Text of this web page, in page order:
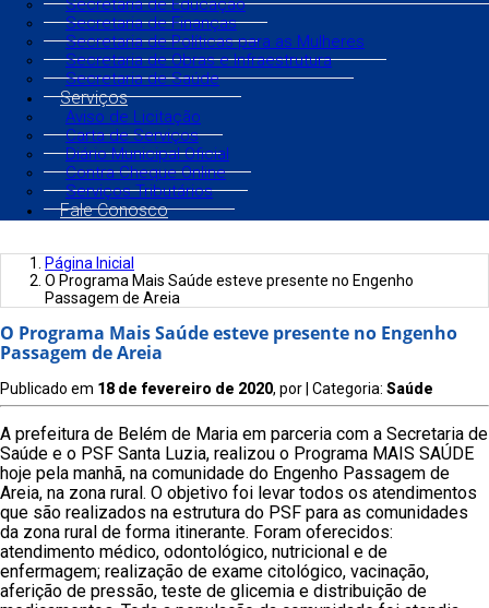
Secretaria de Educação
Secretaria de Finanças
Secretaria de Políticas para as Mulheres
Secretaria de Obras e Infraestrutura
Secretaria de Saúde
Serviços
Aviso de Licitação
Carta de Serviços
Diário Municipal Oficial
Contra Cheque Online
Serviços Tributários
Fale Conosco
Página Inicial
O Programa Mais Saúde esteve presente no Engenho
Passagem de Areia
O Programa Mais Saúde esteve presente no Engenho
Passagem de Areia
Publicado em 18 de fevereiro de 2020, por | Categoria: Saúde
A prefeitura de Belém de Maria em parceria com a Secretaria de
Saúde e o PSF Santa Luzia, realizou o Programa MAIS SAÚDE
hoje pela manhã, na comunidade do Engenho Passagem de
Areia, na zona rural. O objetivo foi levar todos os atendimentos
que são realizados na estrutura do PSF para as comunidades
da zona rural de forma itinerante. Foram oferecidos:
atendimento médico, odontológico, nutricional e de
enfermagem; realização de exame citológico, vacinação,
aferição de pressão, teste de glicemia e distribuição de